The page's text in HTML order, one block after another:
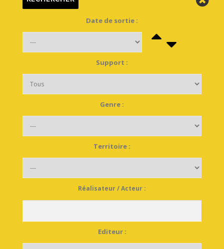
Date de sortie :
Support :
Genre :
Territoire :
Réalisateur / Acteur :
Editeur :